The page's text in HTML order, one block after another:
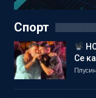
Спорт
Се